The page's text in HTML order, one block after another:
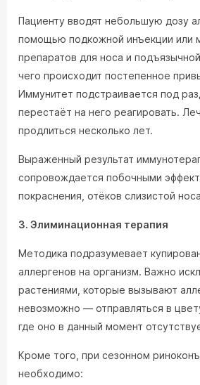
Пациенту вводят небольшую дозу
помощью подкожной инъекции или
препаратов для носа и
чего происходит постепенное
Иммунитет подстраивается под
перестаёт на него реагировать.
продлиться несколько лет.
Выраженный результат
сопровождается побочными
покраснения, отёков слизистой
3. Элиминационная терапия
Методика подразумевает
аллергенов на организм. Важно
растениями, которые вызывают
невозможно — отправляться в
где оно в данный момент
Кроме того, при сезонном
необходимо: